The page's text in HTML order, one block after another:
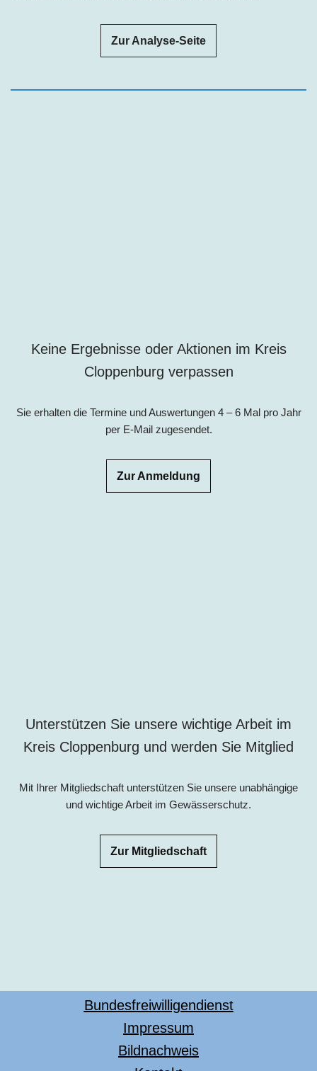
Zur Analyse-Seite
Keine Ergebnisse oder Aktionen im Kreis
Cloppenburg verpassen
Sie erhalten die Termine und Auswertungen 4 – 6 Mal pro Jahr
per E-Mail zugesendet.
Zur Anmeldung
Unterstützen Sie unsere wichtige Arbeit im
Kreis Cloppenburg und werden Sie Mitglied
Mit Ihrer Mitgliedschaft unterstützen Sie unsere unabhängige
und wichtige Arbeit im Gewässerschutz.
Zur Mitgliedschaft
Bundesfreiwilligendienst
Impressum
Bildnachweis